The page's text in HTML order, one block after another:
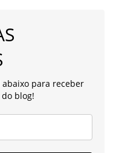
para receber
blog!